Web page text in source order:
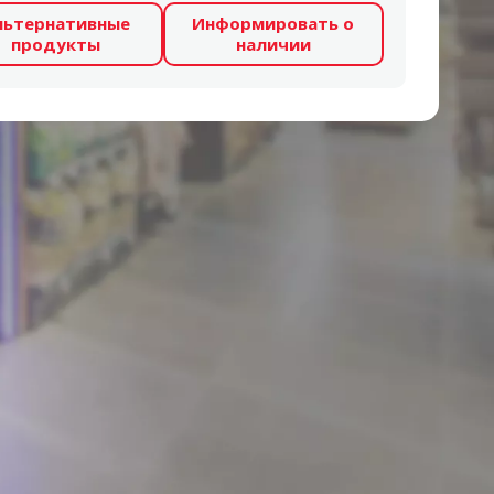
продукты
Информировать о
наличии